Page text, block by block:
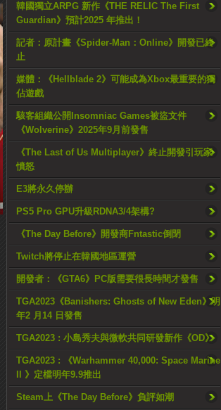
韓國獨立ARPG 新作《THE RELIC The First
Guardian》預計2025 年推出！
記者：原計畫《Spider-Man：Online》開發已終
止
媒體：《Hellblade 2》可能成為Xbox最重要的獨
佔遊戲
駭客組織公開Insomniac Games被盜文件
《Wolverine》2025年9月前發售
《The Last of Us Multiplayer》終止開發引玩家
憤怒
E3將永久停辦
PS5 Pro GPU升級RDNA3/4架構?
《The Day Before》開發商Fntastic倒閉
Twitch將停止在韓國地區運營
開發者：《GTA6》PC版需要很長時間才發售
TGA2023《Banishers: Ghosts of New Eden》明
年2 月14 日發售
TGA2023 : 小島秀夫與微軟共同研發新作《OD》
TGA2023 : 《Warhammer 40,000: Space Marine
II 》定檔明年9.9推出
Steam上《The Day Before》負評如潮